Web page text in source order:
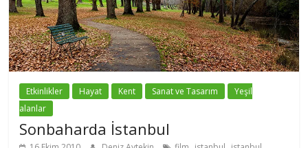
Etkinlikler Hayat Kent Sanat ve Tasarım
Yeşil
alanlar
Sonbaharda İstanbul